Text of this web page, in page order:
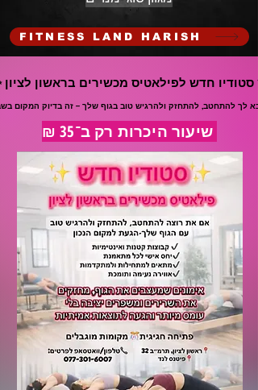
FITNESS LAND HARISH
בראשון לציון ✨בראשון לציון ✨
לך להתחטב, להתחזק ולהרגיש טוב בגוף שלך – זה בדיוק המקום
לך להתחטב, להתחזק ולהרגיש טוב בגוף שלך – זה בדיוק המקום
שיעור היכרות רק ב־35 ₪